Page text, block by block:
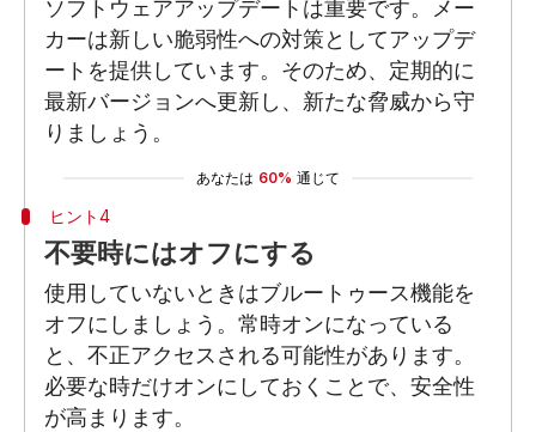
ソフトウェアアップデートは重要です。メー
カーは新しい脆弱性への対策としてアップデ
ートを提供しています。そのため、定期的に
最新バージョンへ更新し、新たな脅威から守
りましょう。
あなたは 60% 通じて
ヒント4
不要時にはオフにする
使用していないときはブルートゥース機能を
オフにしましょう。常時オンになっている
と、不正アクセスされる可能性があります。
必要な時だけオンにしておくことで、安全性
が高まります。